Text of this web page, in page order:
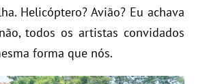
Helicóptero? Avião? Eu achava
todos os artistas convidados
forma que nós.